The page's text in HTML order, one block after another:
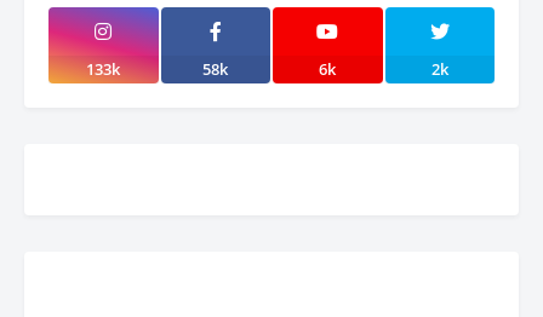
133k 58k 6k 2k